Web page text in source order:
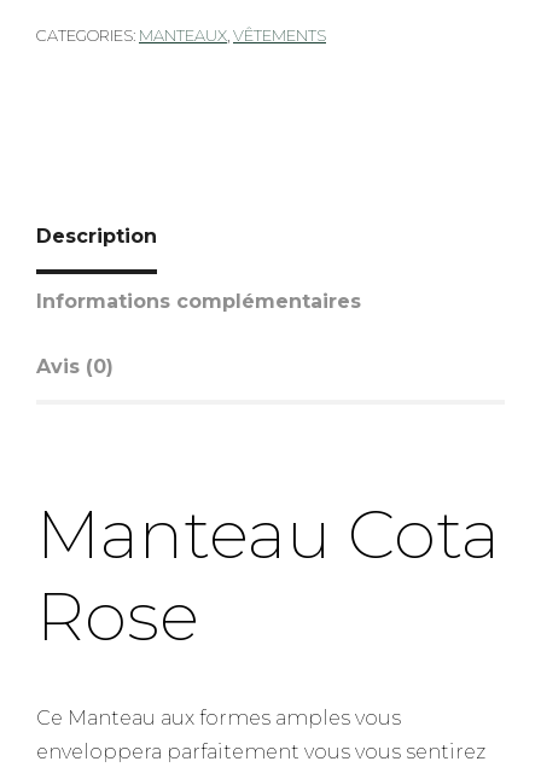
CATEGORIES: MANTEAUX,VÊTEMENTS
Description
Informations complémentaires
Avis (0)
Manteau Cota
Rose
Ce Manteau aux formes amples vous
enveloppera parfaitement vous vous sentirez